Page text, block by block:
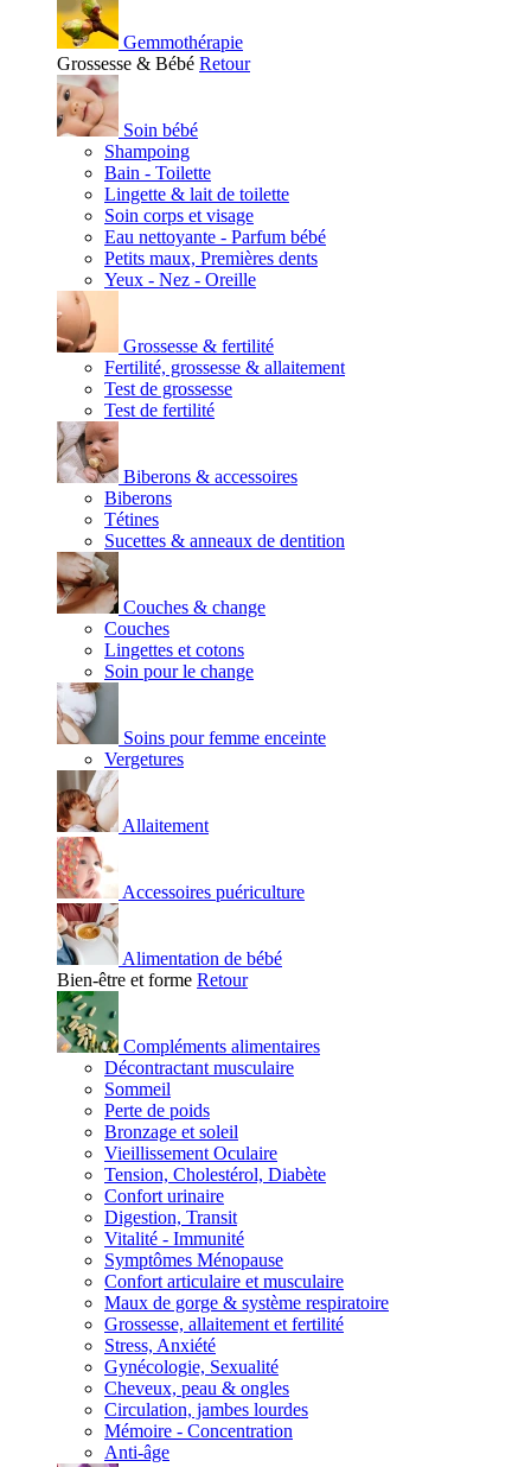
Gemmothérapie
Grossesse & Bébé Retour
Soin bébé
Shampoing
Bain - Toilette
Lingette & lait de toilette
Soin corps et visage
Eau nettoyante - Parfum bébé
Petits maux, Premières dents
Yeux - Nez - Oreille
Grossesse & fertilité
Fertilité, grossesse & allaitement
Test de grossesse
Test de fertilité
Biberons & accessoires
Biberons
Tétines
Sucettes & anneaux de dentition
Couches & change
Couches
Lingettes et cotons
Soin pour le change
Soins pour femme enceinte
Vergetures
Allaitement
Accessoires puériculture
Alimentation de bébé
Bien-être et forme Retour
Compléments alimentaires
Décontractant musculaire
Sommeil
Perte de poids
Bronzage et soleil
Vieillissement Oculaire
Tension, Cholestérol, Diabète
Confort urinaire
Digestion, Transit
Vitalité - Immunité
Symptômes Ménopause
Confort articulaire et musculaire
Maux de gorge & système respiratoire
Grossesse, allaitement et fertilité
Stress, Anxiété
Gynécologie, Sexualité
Cheveux, peau & ongles
Circulation, jambes lourdes
Mémoire - Concentration
Anti-âge